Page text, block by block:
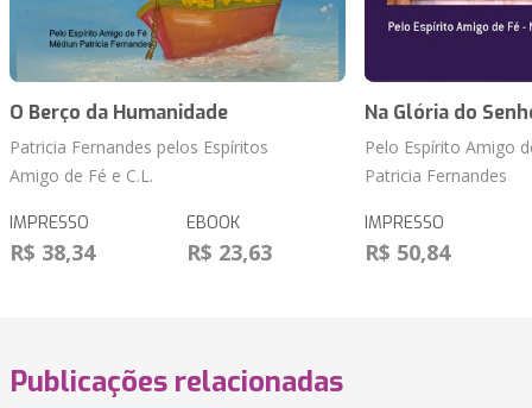
O Berço da Humanidade
Patricia Fernandes pelos Espíritos
Amigo de Fé e C.L.
IMPRESSO
R$ 38,34
EBOOK
R$ 23,63
Na Glória do
Pelo Espírito Amigo
Patricia Fernandes
IMPRESSO
R$ 50,84
Publicações relacionadas